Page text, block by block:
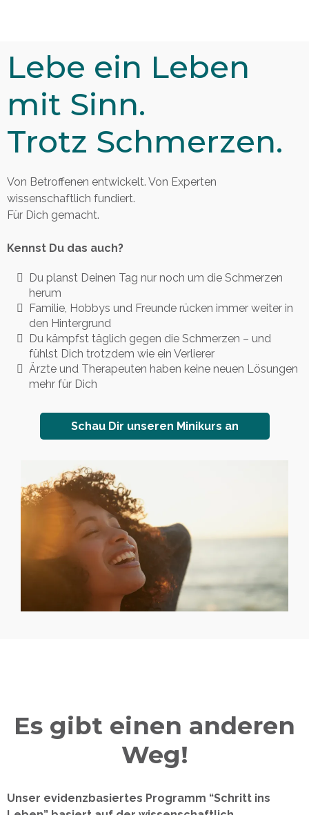
Lebe ein Leben
mit Sinn.
Trotz Schmerzen.
Von Betroffenen entwickelt. Von Experten
wissenschaftlich fundiert.
Für Dich gemacht.
Kennst Du das auch?
Du planst Deinen Tag nur noch um die Schmerzen
herum
Familie, Hobbys und Freunde rücken immer weiter in
den Hintergrund
Du kämpfst täglich gegen die Schmerzen – und
fühlst Dich trotzdem wie ein Verlierer
Ärzte und Therapeuten haben keine neuen Lösungen
mehr für Dich
Schau Dir unseren Minikurs an
Es gibt einen anderen
Weg!
Unser evidenzbasiertes Programm “Schritt ins